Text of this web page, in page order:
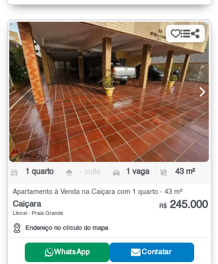
1 quarto - suíte 1 vaga 43 m²
Apartamento à Venda na Caiçara com 1 quarto - 43 m²
Caiçara
Litoral - Praia Grande
Endereço no círculo do mapa
R$ 245.000
WhatsApp Contatar